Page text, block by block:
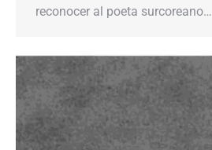
reconocer al poeta surcoreano…